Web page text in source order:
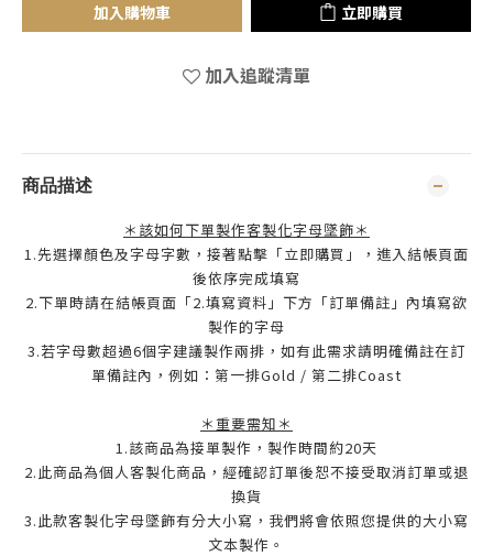
加入購物車 立即購買
加入追蹤清單
商品描述
＊該如何下單製作客製化字母墜飾＊
1.先選擇顏色及字母字數，接著點擊「立即購買」，進入結帳頁面
後依序完成填寫
2.下單時請在結帳頁面「2.填寫資料」下方「訂單備註」內填寫欲
製作的字母
3.若字母數超過6個字建議製作兩排，如有此需求請明確備註在訂
單備註內，例如：第一排Gold / 第二排Coast
＊重要需知＊
1.該商品為接單製作，製作時間約20天
2.此商品為個人客製化商品，經確認訂單後恕不接受取消訂單或退
換貨
3.此款客製化字母墜飾有分大小寫，我們將會依照您提供的大小寫
文本製作。